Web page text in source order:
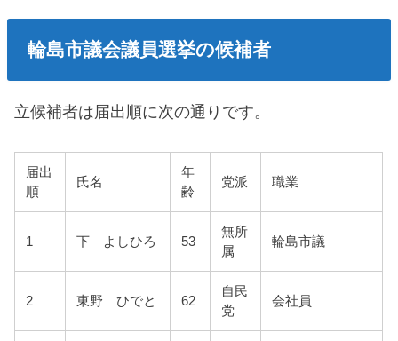
輪島市議会議員選挙の候補者
立候補者は届出順に次の通りです。
届出
順
氏名
年
齢
党派 職業
1 下 よしひろ 53
無所
属
輪島市議
2 東野 ひでと 62
自民
党
会社員